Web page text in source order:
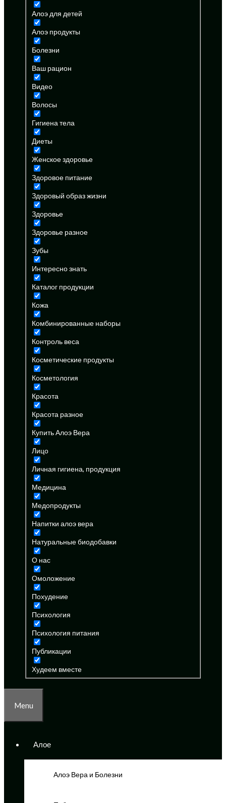
Алоэ для детей
Алоэ продукты
Болезни
Ваш рацион
Видео
Волосы
Гигиена тела
Диеты
Женское здоровье
Здоровое питание
Здоровый образ жизни
Здоровье
Здоровье разное
Зубы
Интересно знать
Каталог продукции
Кожа
Комбинированные наборы
Контроль веса
Косметические продукты
Косметология
Красота
Красота разное
Купить Алоэ Вера
Лицо
Личная гигиена, продукция
Медицина
Медопродукты
Напитки алоэ вера
Натуральные биодобавки
О нас
Омоложение
Похудение
Психология
Психология питания
Публикации
Худеем вместе
Menu
Алое
Алоэ Вера и Болезни